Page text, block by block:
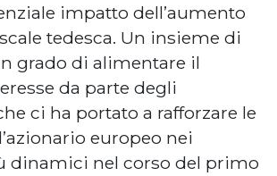
impatto dell’aumento
tedesca. Un insieme di
grado di alimentare il
da parte degli
ci ha portato a rafforzare le
europeo nei
dinamici nel corso del primo